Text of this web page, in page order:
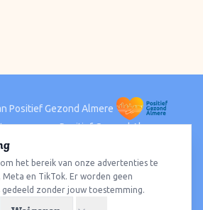
Positief Gezond Almere
Positief Gezond Almere
PER WIJK
Almere StadAlmere BuitenAlmere Poort
Wat te doen
het bereik van onze advertenties te
en TikTok. Er worden geen
gedeeld zonder jouw toestemming.